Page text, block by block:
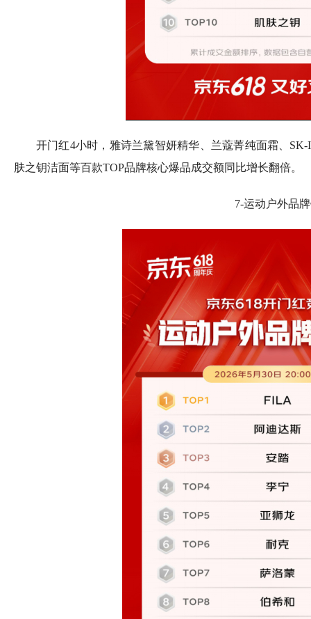
开门红4小时，雅诗兰黛智妍精华、兰蔻菁纯面霜、
肤之钥洁面等百款TOP品牌核心爆品成交额同比增长翻倍。
7-运动户外品